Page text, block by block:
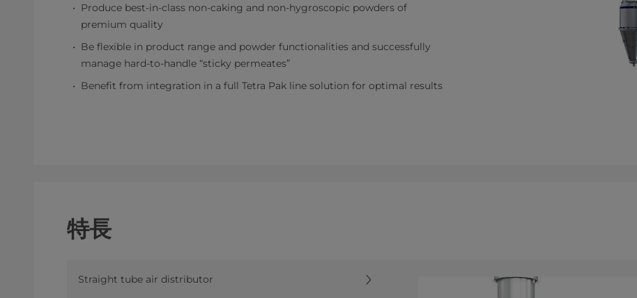
Produce best-in-class non-caking and non-hygroscopic powders of
premium quality
Be flexible in product range and powder functionalities and successfully
manage hard-to-handle “sticky permeates”
Benefit from integration in a full Tetra Pak line solution for optimal results
特長
Straight tube air distributor